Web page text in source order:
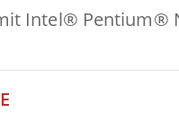
Verteidigungs-Panel-
Verteidigungs-Display
Bodenkontrollstation
Erneuerbare
Intel® Pentium®